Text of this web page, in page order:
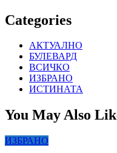
Categories
АКТУАЛНО
БУЛЕВАРД
ВСИЧКО
ИЗБРАНО
ИСТИНАТА
You May Also
ИЗБРАНО